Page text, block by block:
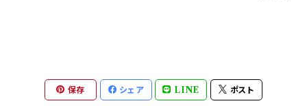
保存 シェア LINE ポスト